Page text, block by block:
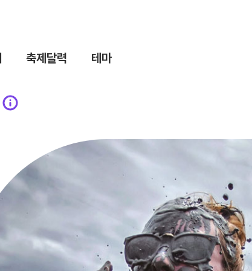
축제달력 테마